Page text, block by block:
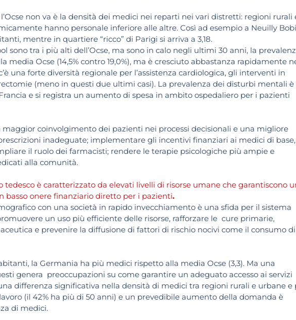
non va è la densità dei medici nei reparti nei vari distretti: regioni rurali
hanno personale inferiore alle altre. Così ad esempio a Neuilly
mentre in quartiere “ricco” di Parigi si arriva a 3,18.
sono tra i più alti dell’Ocse, ma sono in calo negli ultimi 30 anni, la
media Ocse (14,5% contro 19,0%), ma è cresciuto abbastanza rapidamente
una forte diversità regionale per l’assistenza cardiologica, gli interventi in
(meno in questi due ultimi casi). La prevalenza dei disturbi mentali è
e si registra un aumento di spesa in ambito ospedaliero per i pazienti
maggior coinvolgimento dei pazienti nei processi decisionali e una migliore
inadeguate; implementare gli incentivi finanziari ai medici di base,
il ruolo dei farmacisti; rendere le terapie psicologiche più ampie e
alla comunità.
tedesco è caratterizzato da elevati livelli di risorse umane che garantiscono
basso onere finanziario diretto per i pazienti.
con una società in rapido invecchiamento è una sfida per il sistema
un uso più efficiente delle risorse, rafforzare le cure primarie,
e prevenire la diffusione di fattori di rischio nocivi come il consumo di
la Germania ha più medici rispetto alla media Ocse (3,3). Ma una
genera preoccupazioni su come garantire un adeguato accesso ai servizi
differenza significativa nella densità di medici tra regioni rurali e urbane e
(il 42% ha più di 50 anni) e un prevedibile aumento della domanda è
di medici.